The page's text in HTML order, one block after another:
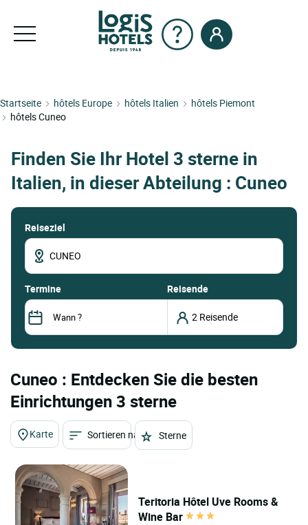
Startseite hôtels Europe hôtels Italien
hôtels Piemont
hôtels Cuneo
Finden Sie Ihr Hotel 3 sterne in
Italien, in dieser Abteilung : Cuneo
Reiseziel
termine Reisende
Cuneo : Entdecken Sie die besten
Einrichtungen 3 sterne
Karte Sortieren nach Sterne
Teritoria Hôtel Uve Rooms &
Wine Bar